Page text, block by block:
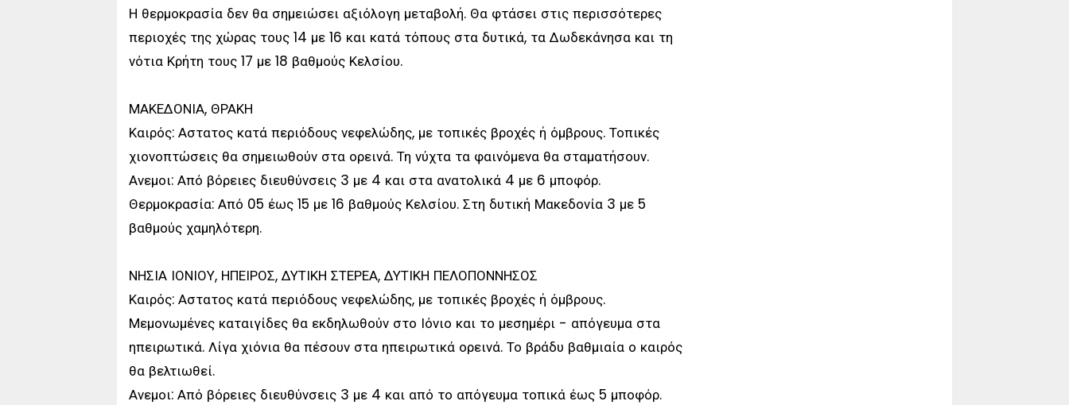
Η θερμοκρασία δεν θα σημειώσει αξιόλογη μεταβολή. Θα φτάσει στις περισσότερες
περιοχές της χώρας τους 14 με 16 και κατά τόπους στα δυτικά, τα Δωδεκάνησα και τη
νότια Κρήτη τους 17 με 18 βαθμούς Κελσίου.
ΜΑΚΕΔΟΝΙΑ, ΘΡΑΚΗ
Καιρός: Αστατος κατά περιόδους νεφελώδης, με τοπικές βροχές ή όμβρους. Τοπικές
χιονοπτώσεις θα σημειωθούν στα ορεινά. Τη νύχτα τα φαινόμενα θα σταματήσουν.
Ανεμοι: Από βόρειες διευθύνσεις 3 με 4 και στα ανατολικά 4 με 6 μποφόρ.
Θερμοκρασία: Από 05 έως 15 με 16 βαθμούς Κελσίου. Στη δυτική Μακεδονία 3 με 5
βαθμούς χαμηλότερη.
ΝΗΣΙΑ ΙΟΝΙΟΥ, ΗΠΕΙΡΟΣ, ΔΥΤΙΚΗ ΣΤΕΡΕΑ, ΔΥΤΙΚΗ ΠΕΛΟΠΟΝΝΗΣΟΣ
Καιρός: Αστατος κατά περιόδους νεφελώδης, με τοπικές βροχές ή όμβρους.
Μεμονωμένες καταιγίδες θα εκδηλωθούν στο Ιόνιο και το μεσημέρι - απόγευμα στα
ηπειρωτικά. Λίγα χιόνια θα πέσουν στα ηπειρωτικά ορεινά. Το βράδυ βαθμιαία ο καιρός
θα βελτιωθεί.
Ανεμοι: Από βόρειες διευθύνσεις 3 με 4 και από το απόγευμα τοπικά έως 5 μποφόρ.